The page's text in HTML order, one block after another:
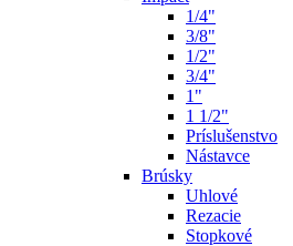
1/4"
3/8"
1/2"
3/4"
1"
1 1/2"
Príslušenstvo
Nástavce
Brúsky
Uhlové
Rezacie
Stopkové